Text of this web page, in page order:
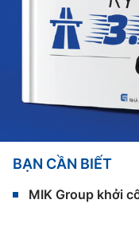
BẠN CẦN BIẾT
MIK Group khởi